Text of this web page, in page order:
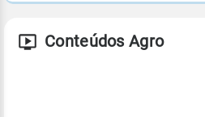
Conteúdos Agro